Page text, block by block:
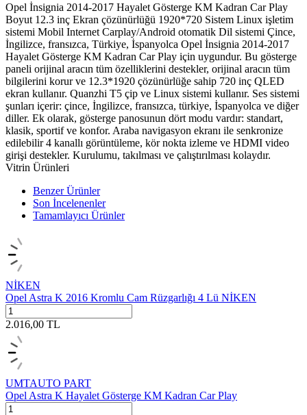
Opel İnsignia 2014-2017 Hayalet Gösterge KM Kadran Car Play
Boyut 12.3 inç Ekran çözünürlüğü 1920*720 Sistem Linux işletim
sistemi Mobil Internet Carplay/Android otomatik Dil sistemi Çince,
İngilizce, fransızca, Türkiye, İspanyolca Opel İnsignia 2014-2017
Hayalet Gösterge KM Kadran Car Play için uygundur. Bu gösterge
paneli orijinal aracın tüm özelliklerini destekler, orijinal aracın tüm
bilgilerini korur ve 12.3*1920 çözünürlüğe sahip 720 inç QLED
ekran kullanır. Quanzhi T5 çip ve Linux sistemi kullanır. Ses sistemi
şunları içerir: çince, İngilizce, fransızca, türkiye, İspanyolca ve diğer
diller. Ek olarak, gösterge panosunun dört modu vardır: standart,
klasik, sportif ve konfor. Araba navigasyon ekranı ile senkronize
edilebilir 4 kanallı görüntüleme, kör nokta izleme ve HDMI video
girişi destekler. Kurulumu, takılması ve çalıştırılması kolaydır.
Vitrin Ürünleri
Benzer Ürünler
Son İncelenenler
Tamamlayıcı Ürünler
NİKEN
Opel Astra K 2016 Kromlu Cam Rüzgarlığı 4 Lü NİKEN
2.016,00 TL
UMTAUTO PART
Opel Astra K Hayalet Gösterge KM Kadran Car Play